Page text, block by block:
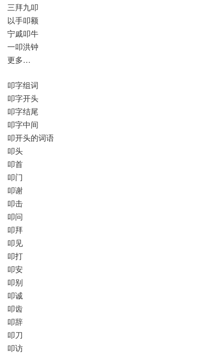
三拜九叩
以手叩额
宁戚叩牛
一叩洪钟
更多…
叩字组词
叩字开头
叩字结尾
叩字中间
叩开头的词语
叩头
叩首
叩门
叩谢
叩击
叩问
叩拜
叩见
叩打
叩安
叩别
叩诚
叩齿
叩辞
叩刀
叩访